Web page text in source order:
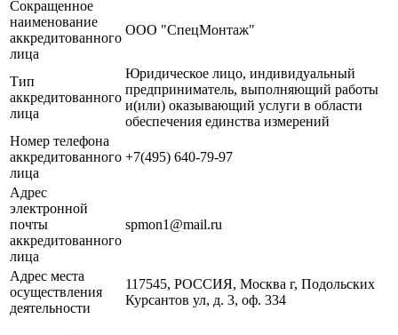
Сокращенное
наименование
аккредитованного
лица
ООО "СпецМонтаж"
Тип
аккредитованного
лица
Юридическое лицо, индивидуальный
предприниматель, выполняющий работы
и(или) оказывающий услуги в области
обеспечения единства измерений
Номер телефона
аккредитованного
лица
+7(495) 640-79-97
Адрес
электронной
почты
аккредитованного
лица
spmon1@mail.ru
Адрес места
осуществления
деятельности
117545, РОССИЯ, Москва г, Подольских
Курсантов ул, д. 3, оф. 334